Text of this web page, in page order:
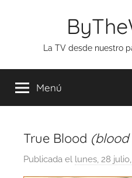
La TV desde nuestro
Menú
True Blood
Publicada el lunes, 28